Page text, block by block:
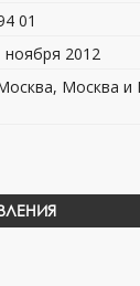
01
ноября 2012
Москва и